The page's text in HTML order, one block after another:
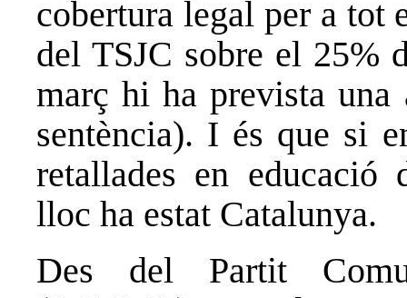
cobertura legal per a tot
del TSJC sobre el 25%
març hi ha prevista una
sentència). I és que si
retallades en educació
lloc ha estat Catalunya.
Des del Partit